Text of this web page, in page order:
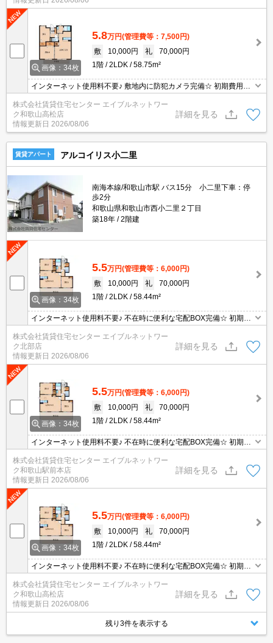
画像：34枚
5.8万円(管理費等：7,500円)
敷
10,000円 礼
70,000円
1階
2LDK 58.75m²
インターネット使用料不要♪ 敷地内に防犯カメラ完備☆ 初期費用の
交渉は、賃貸住宅センターまで！！
株式会社賃貸住宅センター エイブルネットワー
ク和歌山高松店
情報更新日 2026/08/06
詳細を見る
賃貸アパート アルコイリス小二里
南海本線/和歌山市駅 バス15分 小二里下車：停
歩2分
和歌山県和歌山市西小二里２丁目
築18年
2階建
画像：34枚
5.5万円(管理費等：6,000円)
敷
10,000円 礼
70,000円
1階
2LDK 58.44m²
インターネット使用料不要♪ 不在時に便利な宅配BOX完備☆ 初期費
用の交渉は、賃貸住宅センターまで！
株式会社賃貸住宅センター エイブルネットワー
ク北部店
情報更新日 2026/08/06
詳細を見る
画像：34枚
5.5万円(管理費等：6,000円)
敷
10,000円 礼
70,000円
1階
2LDK 58.44m²
インターネット使用料不要♪ 不在時に便利な宅配BOX完備☆ 初期費
用の交渉は、賃貸住宅センターまで！
株式会社賃貸住宅センター エイブルネットワー
ク和歌山駅前本店
情報更新日 2026/08/06
詳細を見る
画像：34枚
5.5万円(管理費等：6,000円)
敷
10,000円 礼
70,000円
1階
2LDK 58.44m²
インターネット使用料不要♪ 不在時に便利な宅配BOX完備☆ 初期費
用の交渉は、賃貸住宅センターまで！
株式会社賃貸住宅センター エイブルネットワー
ク和歌山高松店
情報更新日 2026/08/06
詳細を見る
残り3件を表示する